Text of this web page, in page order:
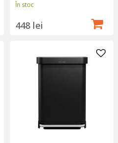
În stoc
448 lei